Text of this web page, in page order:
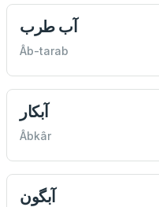
آب طرب
Âb-tarab
آبكار
Âbkâr
آبگون